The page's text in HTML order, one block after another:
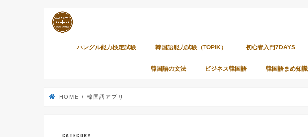
ハングル能力検定試験 韓国語能力試験（TOPIK） 初心者入門7DAYS
韓国語の文法 ビジネス韓国語 韓国語まめ知識
HOME 韓国語アプリ